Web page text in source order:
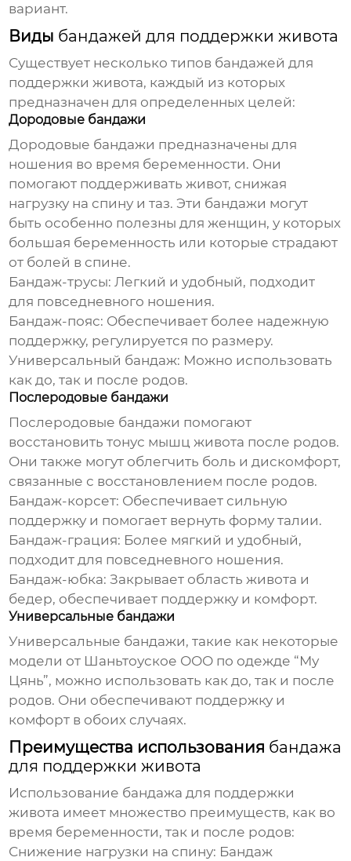
вариант.
Виды бандажей для поддержки живота
Существует несколько типов бандажей для
поддержки живота, каждый из которых
предназначен для определенных целей:
Дородовые бандажи
Дородовые бандажи предназначены для
ношения во время беременности. Они
помогают поддерживать живот, снижая
нагрузку на спину и таз. Эти бандажи могут
быть особенно полезны для женщин, у которых
большая беременность или которые страдают
от болей в спине.
Бандаж-трусы: Легкий и удобный, подходит
для повседневного ношения.
Бандаж-пояс: Обеспечивает более надежную
поддержку, регулируется по размеру.
Универсальный бандаж: Можно использовать
как до, так и после родов.
Послеродовые бандажи
Послеродовые бандажи помогают
восстановить тонус мышц живота после родов.
Они также могут облегчить боль и дискомфорт,
связанные с восстановлением после родов.
Бандаж-корсет: Обеспечивает сильную
поддержку и помогает вернуть форму талии.
Бандаж-грация: Более мягкий и удобный,
подходит для повседневного ношения.
Бандаж-юбка: Закрывает область живота и
бедер, обеспечивает поддержку и комфорт.
Универсальные бандажи
Универсальные бандажи, такие как некоторые
модели от Шаньтоуское ООО по одежде “Му
Цянь”, можно использовать как до, так и после
родов. Они обеспечивают поддержку и
комфорт в обоих случаях.
Преимущества использования бандажа
для поддержки живота
Использование бандажа для поддержки
живота имеет множество преимуществ, как во
время беременности, так и после родов:
Снижение нагрузки на спину: Бандаж